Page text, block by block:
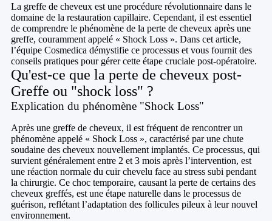
La greffe de cheveux est une procédure révolutionnaire dans le
domaine de la restauration capillaire. Cependant, il est essentiel
de comprendre le phénomène de la perte de cheveux après une
greffe, couramment appelé « Shock Loss ». Dans cet article,
l’équipe Cosmedica démystifie ce processus et vous fournit des
conseils pratiques pour gérer cette étape cruciale post-opératoire.
Qu'est-ce que la perte de cheveux post-
Greffe ou "shock loss" ?
Explication du phénomène "Shock Loss"
Après une greffe de cheveux, il est fréquent de rencontrer un
phénomène appelé « Shock Loss », caractérisé par une chute
soudaine des cheveux nouvellement implantés. Ce processus, qui
survient généralement entre 2 et 3 mois après l’intervention, est
une réaction normale du cuir chevelu face au stress subi pendant
la chirurgie. Ce choc temporaire, causant la perte de certains des
cheveux greffés, est une étape naturelle dans le processus de
guérison, reflétant l’adaptation des follicules pileux à leur nouvel
environnement.